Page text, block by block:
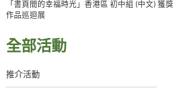
「書頁間的幸福時光」香港區 初中組 (中文) 獲獎
作品巡迴展
全部活動
推介活動